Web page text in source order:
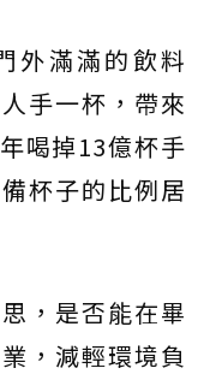
外滿滿的飲料
手一杯，帶來
喝掉13億杯手
杯子的比例居
，是否能在畢
，減輕環境負